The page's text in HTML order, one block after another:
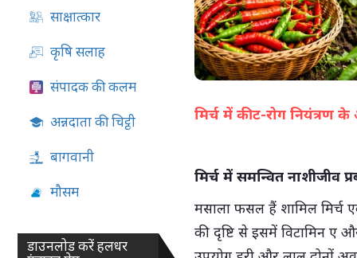
साक्षात्कार
कृषि सलाह
संपादक की कलम
अन्नदाता की चिट्ठी
बागवानी
मौसम
डाउनलोड करें हलधर
मिर्च में कीट-रोग नियंत्रण
मिर्च में समन्वित नाशीजीव
मसाला फसल हैं शामिल मिर्च
की दृष्टि से इसमें विटामिन